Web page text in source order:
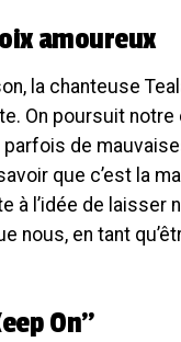
amoureux
la chanteuse
On poursuit notre
de
que c’est la
à l’idée de
nous, en tant
On”